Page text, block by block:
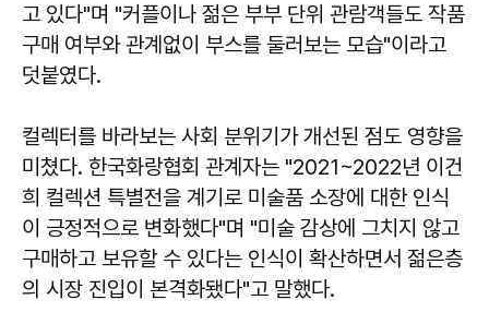
고 있다"며 "커플이나 젊은 부부 단위 관람객들도 작품
구매 여부와 관계없이 부스를 둘러보는 모습"이라고
덧붙였다.
컬렉터를 바라보는 사회 분위기가 개선된 점도 영향을
미쳤다. 한국화랑협회 관계자는 "2021~2022년 이건
희 컬렉션 특별전을 계기로 미술품 소장에 대한 인식
이 긍정적으로 변화했다"며 "미술 감상에 그치지 않고
구매하고 보유할 수 있다는 인식이 확산하면서 젊은층
의 시장 진입이 본격화됐다"고 말했다.